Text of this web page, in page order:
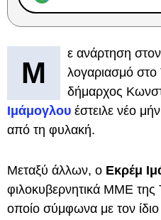
Μ
ε ανάρτηση
λογαριασμό
δήμαρχος
Ιμάμογλου έστειλε νέο
από τη φυλακή.
Μεταξύ άλλων, ο Εκρέμ
φιλοκυβερνητικά ΜΜΕ της
οποίο σύμφωνα με τον